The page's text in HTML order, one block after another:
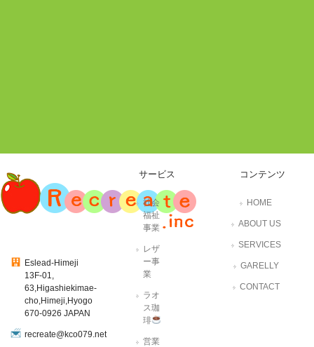
Eslead-Himeji
13F-01,
63,Higashiekimae-
cho,Himeji,Hyogo
670-0926 JAPAN
recreate@kco079.net
サービス
社会
福祉
事業
レザ
ー事
業
ラオ
ス珈
琲
営業
コンテンツ
HOME
ABOUT US
SERVICES
GARELLY
CONTACT